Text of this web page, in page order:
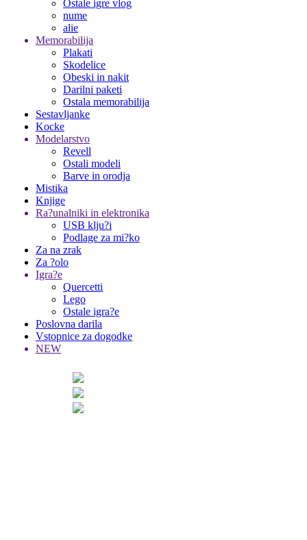
Ostale igre vlog
nume
alie
Memorabilija
Plakati
Skodelice
Obeski in nakit
Darilni paketi
Ostala memorabilija
Sestavljanke
Kocke
Modelarstvo
Revell
Ostali modeli
Barve in orodja
Mistika
Knjige
Ra?unalniki in elektronika
USB klju?i
Podlage za mi?ko
Za na zrak
Za ?olo
Igra?e
Quercetti
Lego
Ostale igra?e
Poslovna darila
Vstopnice za dogodke
NEW